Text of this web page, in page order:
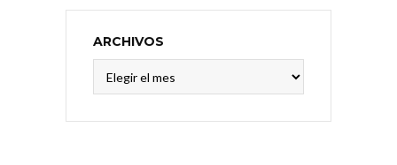
ARCHIVOS